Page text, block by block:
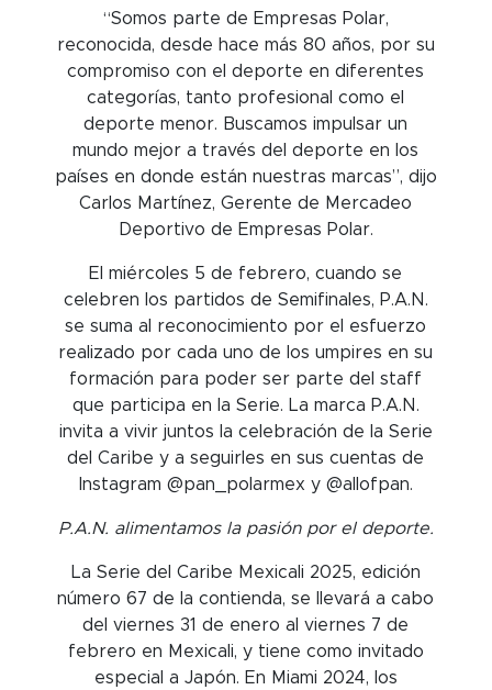
“Somos parte de Empresas Polar,
reconocida, desde hace más 80 años, por su
compromiso con el deporte en diferentes
categorías, tanto profesional como el
deporte menor. Buscamos impulsar un
mundo mejor a través del deporte en los
países en donde están nuestras marcas”, dijo
Carlos Martínez, Gerente de Mercadeo
Deportivo de Empresas Polar.
El miércoles 5 de febrero, cuando se
celebren los partidos de Semifinales, P.A.N.
se suma al reconocimiento por el esfuerzo
realizado por cada uno de los umpires en su
formación para poder ser parte del staff
que participa en la Serie. La marca P.A.N.
invita a vivir juntos la celebración de la Serie
del Caribe y a seguirles en sus cuentas de
Instagram @pan_polarmex y @allofpan.
P.A.N. alimentamos la pasión por el deporte.
La Serie del Caribe Mexicali 2025, edición
número 67 de la contienda, se llevará a cabo
del viernes 31 de enero al viernes 7 de
febrero en Mexicali, y tiene como invitado
especial a Japón. En Miami 2024, los